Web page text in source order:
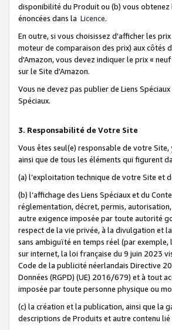
disponibilité du Produit ou (b) vous obtenez
énoncées dans la Licence.
En outre, si vous choisissez d'afficher les
moteur de comparaison des prix) aux côtés
d'Amazon, vous devez indiquer le prix «
sur le Site d'Amazon.
Vous ne devez pas publier de Liens
Spéciaux.
3. Responsabilité de Votre Site
Vous êtes seul(e) responsable de votre
ainsi que de tous les éléments qui figurent
(a) l’exploitation technique de votre Site et
(b) l’affichage des Liens Spéciaux et du
réglementation, décret, permis,
autre exigence imposée par toute autorité
respect de la vie privée, à la divulgation et
sans ambiguïté en temps réel (par exemple,
sur internet, la loi française du 9 juin 2023
Code de la publicité néerlandais Directive
Données (RGPD) (UE) 2016/679) et à tout
imposée par toute personne physique ou
(c) la création et la publication, ainsi que la
descriptions de Produits et autre contenu